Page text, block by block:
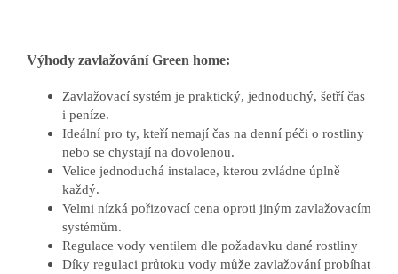
Výhody zavlažování Green home:
Zavlažovací systém je praktický, jednoduchý, šetří čas
i peníze.
Ideální pro ty, kteří nemají čas na denní péči o rostliny
nebo se chystají na dovolenou.
Velice jednoduchá instalace, kterou zvládne úplně
každý.
Velmi nízká pořizovací cena oproti jiným zavlažovacím
systémům.
Regulace vody ventilem dle požadavku dané rostliny
Díky regulaci průtoku vody může zavlažování probíhat